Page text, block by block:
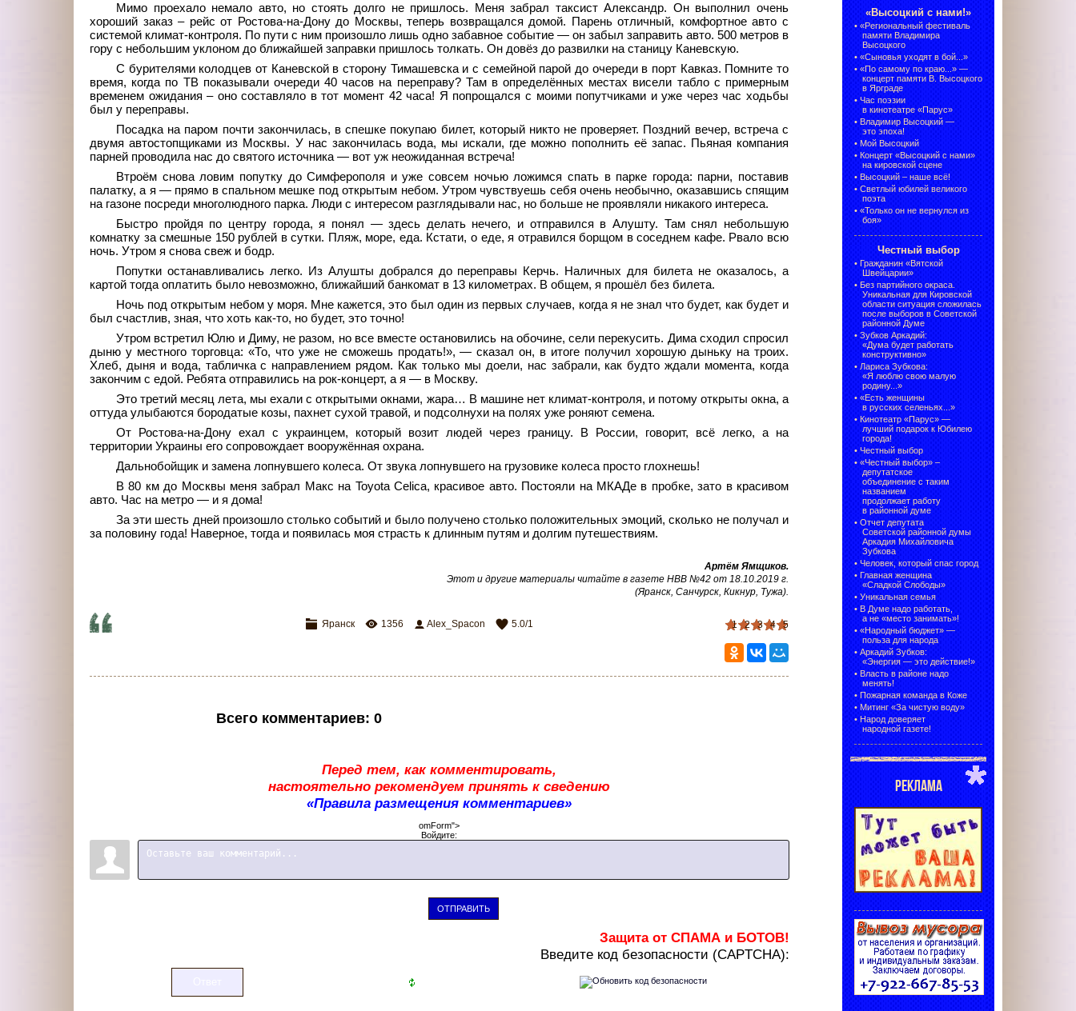
Мимо проехало немало авто, но стоять долго не пришлось. Меня забрал таксист Александр. Он выполнил очень
хороший заказ – рейс от Ростова-на-Дону до Москвы, теперь возвращался домой. Парень отличный, комфортное авто с
системой климат-контроля. По пути с ним произошло лишь одно забавное событие — он забыл заправить авто. 500 метров в
гору с небольшим уклоном до ближайшей заправки пришлось толкать. Он довёз до развилки на станицу Каневскую.
С бурителями колодцев от Каневской в сторону Тимашевска и с семейной парой до очереди в порт Кавказ. Помните то
время, когда по ТВ показывали очереди 40 часов на переправу? Там в определённых местах висели табло с примерным
временем ожидания – оно составляло в тот момент 42 часа! Я попрощался с моими попутчиками и уже через час ходьбы
был у переправы.
Посадка на паром почти закончилась, в спешке покупаю билет, который никто не проверяет. Поздний вечер, встреча с
двумя автостопщиками из Москвы. У нас закончилась вода, мы искали, где можно пополнить её запас. Пьяная компания
парней проводила нас до святого источника — вот уж неожиданная встреча!
Втроём снова ловим попутку до Симферополя и уже совсем ночью ложимся спать в парке города: парни, поставив
палатку, а я — прямо в спальном мешке под открытым небом. Утром чувствуешь себя очень необычно, оказавшись спящим
на газоне посреди многолюдного парка. Люди с интересом разглядывали нас, но больше не проявляли никакого интереса.
Быстро пройдя по центру города, я понял — здесь делать нечего, и отправился в Алушту. Там снял небольшую
комнатку за смешные 150 рублей в сутки. Пляж, море, еда. Кстати, о еде, я отравился борщом в соседнем кафе. Рвало всю
ночь. Утром я снова свеж и бодр.
Попутки останавливались легко. Из Алушты добрался до переправы Керчь. Наличных для билета не оказалось, а
картой тогда оплатить было невозможно, ближайший банкомат в 13 километрах. В общем, я прошёл без билета.
Ночь под открытым небом у моря. Мне кажется, это был один из первых случаев, когда я не знал что будет, как будет и
был счастлив, зная, что хоть как-то, но будет, это точно!
Утром встретил Юлю и Диму, не разом, но все вместе остановились на обочине, сели перекусить. Дима сходил спросил
дыню у местного торговца: «То, что уже не сможешь продать!», — сказал он, в итоге получил хорошую дыньку на троих.
Хлеб, дыня и вода, табличка с направлением рядом. Как только мы доели, нас забрали, как будто ждали момента, когда
закончим с едой. Ребята отправились на рок-концерт, а я — в Москву.
Это третий месяц лета, мы ехали с открытыми окнами, жара… В машине нет климат-контроля, и потому открыты окна, а
оттуда улыбаются бородатые козы, пахнет сухой травой, и подсолнухи на полях уже роняют семена.
От Ростова-на-Дону ехал с украинцем, который возит людей через границу. В России, говорит, всё легко, а на
территории Украины его сопровождает вооружённая охрана.
Дальнобойщик и замена лопнувшего колеса. От звука лопнувшего на грузовике колеса просто глохнешь!
В 80 км до Москвы меня забрал Макс на Toyota Celica, красивое авто. Постояли на МКАДе в пробке, зато в красивом
авто. Час на метро — и я дома!
За эти шесть дней произошло столько событий и было получено столько положительных эмоций, сколько не получал и
за половину года! Наверное, тогда и появилась моя страсть к длинным путям и долгим путешествиям.
Артём Ямщиков.
Этот и другие материалы читайте в газете НВВ №42 от 18.10.2019 г.
(Яранск, Санчурск, Кикнур, Тужа).
1 2 3 4 5
Яранск 1356 Alex_Spacon 5.0/1
Всего комментариев: 0
Перед тем, как комментировать,
настоятельно рекомендуем принять к сведению
«Правила размещения комментариев»
omForm">
Войдите:
ОТПРАВИТЬ
Защита от СПАМА и БОТОВ!
Введите код безопасности (CAPTCHA):
«Высоцкий с нами!»
• «Региональный фестиваль
памяти Владимира
Высоцкого
• «Сыновья уходят в бой...»
• «По самому по краю...» —
концерт памяти В. Высоцкого
в Ярграде
• Час поэзии
в кинотеатре «Парус»
• Владимир Высоцкий —
это эпоха!
• Мой Высоцкий
• Концерт «Высоцкий с нами»
на кировской сцене
• Высоцкий – наше всё!
• Светлый юбилей великого
поэта
• «Только он не вернулся из
боя»
Честный выбор
• Гражданин «Вятской
Швейцарии»
• Без партийного окраса.
Уникальная для Кировской
области ситуация сложилась
после выборов в Советской
районной Думе
• Зубков Аркадий:
«Дума будет работать
конструктивно»
• Лариса Зубкова:
«Я люблю свою малую
родину...»
• «Есть женщины
в русских селеньях...»
• Кинотеатр «Парус» —
лучший подарок к Юбилею
города!
• Честный выбор
• «Честный выбор» –
депутатское
объединение с таким
названием
продолжает работу
в районной думе
• Отчет депутата
Советской районной думы
Аркадия Михайловича
Зубкова
• Человек, который спас город
• Главная женщина
«Сладкой Слободы»
• Уникальная семья
• В Думе надо работать,
а не «место занимать»!
• «Народный бюджет» —
польза для народа
• Аркадий Зубков:
«Энергия — это действие!»
• Власть в районе надо
менять!
• Пожарная команда в Коже
• Митинг «За чистую воду»
• Народ доверяет
народной газете!
РЕКЛАМА